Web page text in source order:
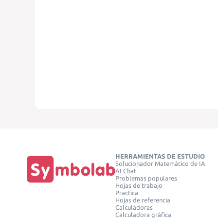
HERRAMIENTAS DE ESTUDIO
Solucionador Matemático de IA
AI Chat
Problemas populares
Hojas de trabajo
Practica
Hojas de referencia
Calculadoras
Calculadora gráfica